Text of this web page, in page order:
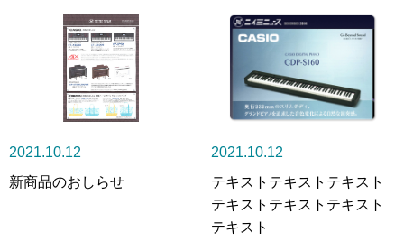
2021.10.12
新商品のおしらせ
2021.10.12
テキストテキストテキスト
テキストテキストテキスト
テキスト